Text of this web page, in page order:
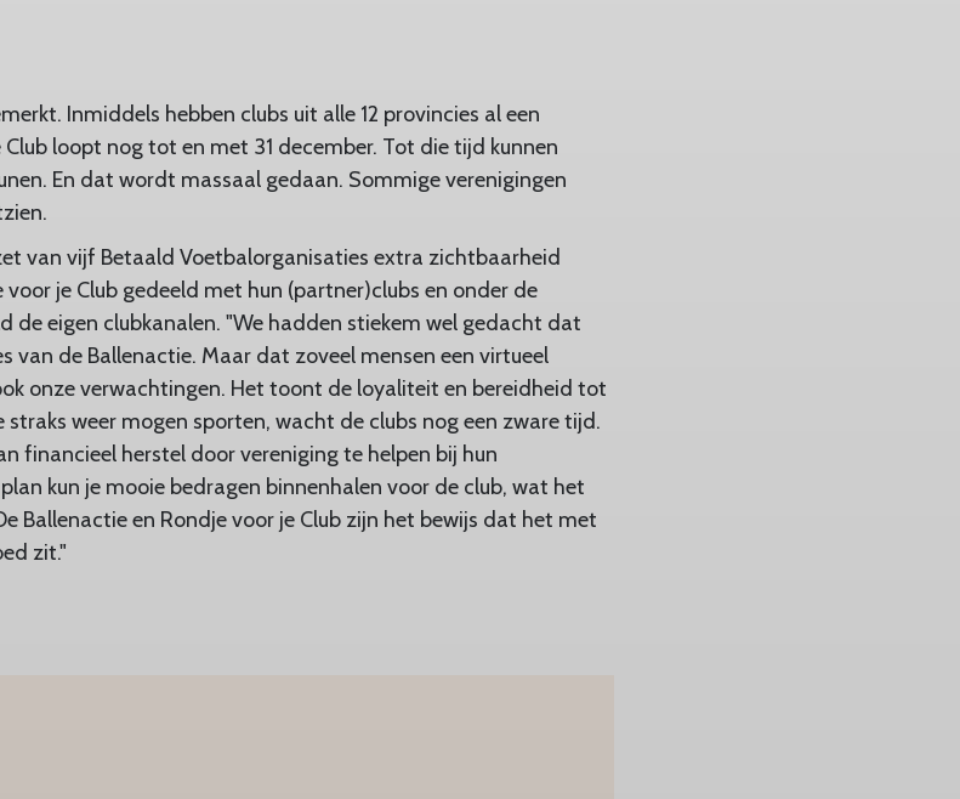
Inmiddels hebben clubs uit alle 12 provincies al een
loopt nog tot en met 31 december. Tot die tijd kunnen
En dat wordt massaal gedaan. Sommige verenigingen
van vijf Betaald Voetbalorganisaties extra zichtbaarheid
voor je Club gedeeld met hun (partner)clubs en onder de
de eigen clubkanalen. "We hadden stiekem wel gedacht dat
van de Ballenactie. Maar dat zoveel mensen een virtueel
onze verwachtingen. Het toont de loyaliteit en bereidheid tot
straks weer mogen sporten, wacht de clubs nog een zware tijd.
financieel herstel door vereniging te helpen bij hun
kun je mooie bedragen binnenhalen voor de club, wat het
Ballenactie en Rondje voor je Club zijn het bewijs dat het met
zit."